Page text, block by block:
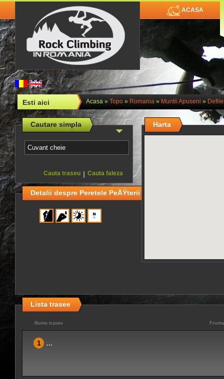
ACASA
Esti aici Acasa» Topo» Romania» Muntii Apuseni »
Cautare simpla
Cauta faleza
|
Cauta traseu
Harta
Detalii despre Peretele PeÅŸterii
Lista trasee
Nume traseu
1 ...